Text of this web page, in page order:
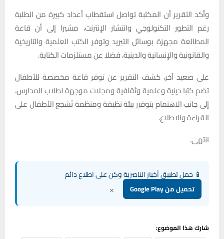
وأكد التقرير أن المكتبة تواصل استقطاب أعداد كبيرة من الطلبة
رغم التطور التكنولوجي وانتشار الإنترنت، مشيرا إلى أن قاعة
المطالعة مجهزة بوسائل التبريد وتوفر الكتب العلمية والتاريخية
والقانونية والإنسانية والدينية، فضلا عن مستلزمات الكتابة.
على صعيد آخر، كشف التقرير عن توفر قاعة مخصصة للأطفال
تضم كتبا دينية وعلمية وثقافية ومجلات موجهة لطلاب المدارس،
إلى جانب الاهتمام بتوفير بيئة نظيفة ومنظمة تُشجع الأطفال على
القراءة والاطلاع.
انتهى.
📱 حمل تطبيق أخبار الناصرية وكن على اطلاع دائم
تحميل من Google Play ×
شارك هذا الموضوع: